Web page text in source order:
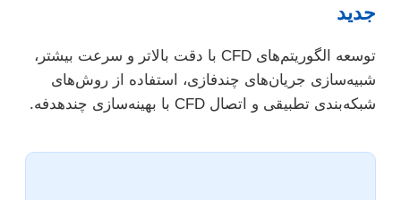
جدید
توسعه الگوریتم‌های CFD با دقت بالاتر و سرعت بیشتر،
شبیه‌سازی جریان‌های چندفازی، استفاده از روش‌های
شبکه‌بندی تطبیقی و اتصال CFD با بهینه‌سازی چندهدفه.